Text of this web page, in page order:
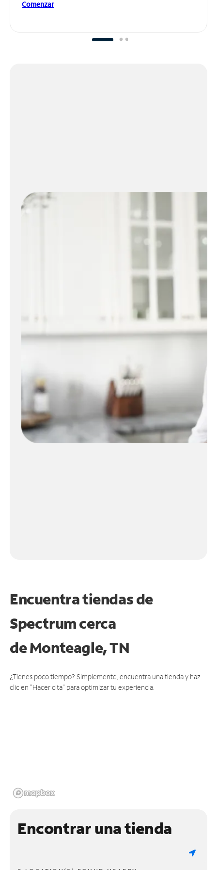
Comenzar
Encuentra tiendas de
Spectrum cerca
deMonteagle, TN
¿Tienes poco tiempo? Simplemente, encuentra una tienda y haz
clic en "Hacer cita" para optimizar tu experiencia.
Encontrar una tienda